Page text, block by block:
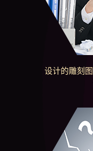
设计的雕刻